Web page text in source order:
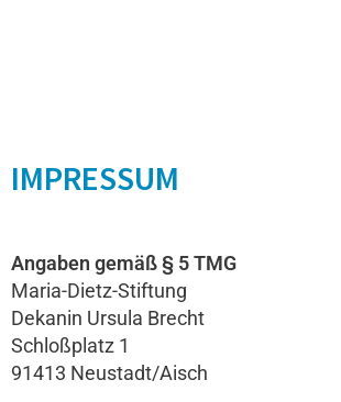
IMPRESSUM
Angaben gemäß § 5 TMG
Maria-Dietz-Stiftung
Dekanin Ursula Brecht
Schloßplatz 1
91413 Neustadt/Aisch